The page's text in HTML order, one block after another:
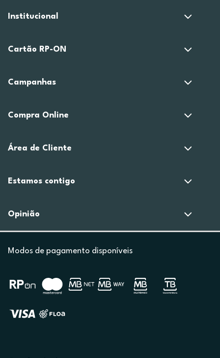
Institucional
Cartão RP-ON
Campanhas
Compra Online
Área de Cliente
Estamos contigo
Opinião
Modos de pagamento disponíveis